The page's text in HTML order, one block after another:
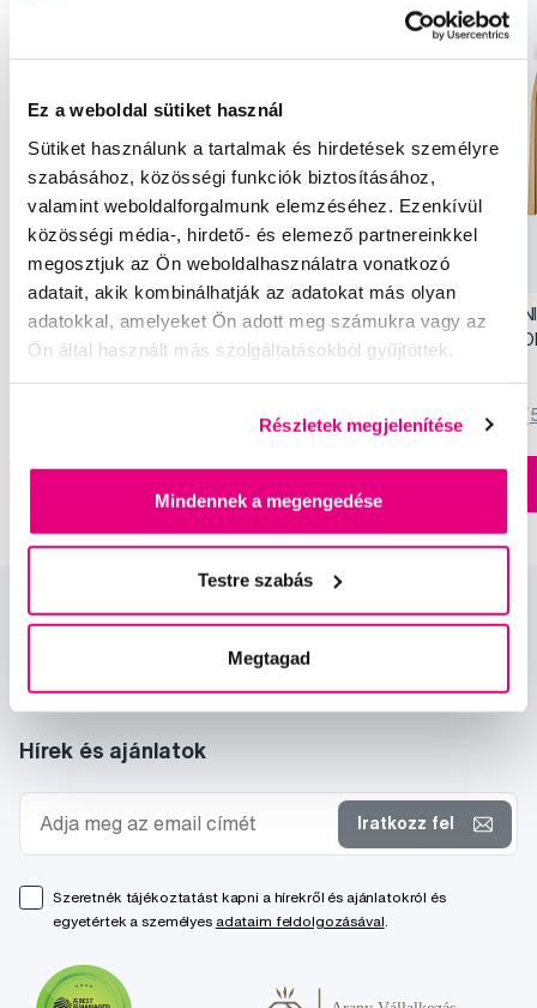
Ez a weboldal sütiket használ
Sütiket használunk a tartalmak és hirdetések személyre
szabásához, közösségi funkciók biztosításához,
valamint weboldalforgalmunk elemzéséhez. Ezenkívül
közösségi média-, hirdető- és elemező partnereinkkel
megosztjuk az Ön weboldalhasználatra vonatkozó
adatait, akik kombinálhatják az adatokat más olyan
adatokkal, amelyeket Ön adott meg számukra vagy az
Ön által használt más szolgáltatásokból gyűjtöttek.
Részletek megjelenítése
Mindennek a megengedése
Testre szabás
Megtagad
Akció
SWISSDENT EXTREME intenzív fehérítő
fogkrém, 100 ml
Akció
SWISSDENT
(2+1 ingyen) - ST.
5,0
Hírek és ajánlatok
Iratkozz fel
Szeretnék tájékoztatást kapni a hírekről és ajánlatokról és
egyetértek a személyes adataim feldolgozásával